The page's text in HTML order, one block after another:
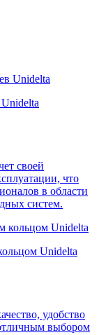
своей
что
в области
систем.
Unidelta
удобство
выбором